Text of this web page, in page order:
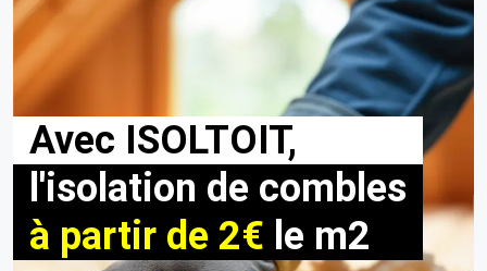
Avec ISOLTOIT,
l'isolation de combles
à partir de 2€ le m2